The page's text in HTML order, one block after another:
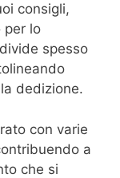
consigli,
per lo
spesso
dedizione.
con varie
a
che si